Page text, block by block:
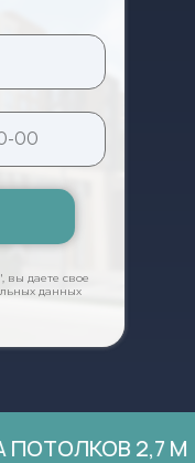
даете свое
данных
2,7 М